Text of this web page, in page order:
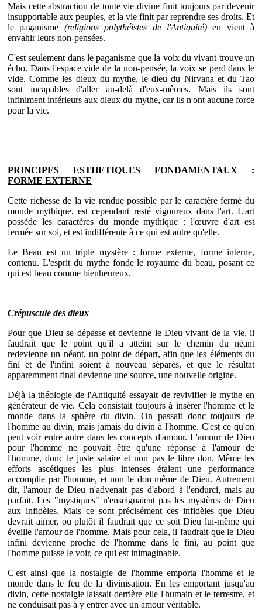
Mais cette abstraction de toute vie divine finit toujours par devenir
insupportable aux peuples, et la vie finit par reprendre ses droits. Et
le paganisme (religions polythéistes de l'Antiquité)en vient à
envahir leurs non-pensées.
C'est seulement dans le paganisme que la voix du vivant trouve un
écho. Dans l'espace vide de la non-pensée, la voix se perd dans le
vide. Comme les dieux du mythe, le dieu du Nirvana et du Tao
sont incapables d'aller au-delà d'eux-mêmes. Mais ils sont
infiniment inférieurs aux dieux du mythe, car ils n'ont aucune force
pour la vie.
PRINCIPES ESTHETIQUES FONDAMENTAUX :
FORME EXTERNE
Cette richesse de la vie rendue possible par le caractère fermé du
monde mythique, est cependant resté vigoureux dans l'art. L'art
possède les caractères du monde mythique : l'œuvre d'art est
fermée sur soi, et est indifférente à ce qui est autre qu'elle.
Le Beau est un triple mystère : forme externe, forme interne,
contenu. L'esprit du mythe fonde le royaume du beau, posant ce
qui est beau comme bienheureux.
Crépuscule des dieux
Pour que Dieu se dépasse et devienne le Dieu vivant de la vie, il
faudrait que le point qu'il a atteint sur le chemin du néant
redevienne un néant, un point de départ, afin que les éléments du
fini et de l'infini soient à nouveau séparés, et que le résultat
apparemment final devienne une source, une nouvelle origine.
Déjà la théologie de l'Antiquité essayait de revivifier le mythe en
générateur de vie. Cela consistait toujours à insérer l'homme et le
monde dans la sphère du divin. On passait donc toujours de
l'homme au divin, mais jamais du divin à l'homme. C'est ce qu'on
peut voir entre autre dans les concepts d'amour. L'amour de Dieu
pour l'homme ne pouvait être qu'une réponse à l'amour de
l'homme, donc le juste salaire et non pas le libre don. Même les
efforts ascétiques les plus intenses étaient une performance
accomplie par l'homme, et non le don même de Dieu. Autrement
dit, l'amour de Dieu n'advenait pas d'abord à l'endurci, mais au
parfait. Les "mystiques" n'enseignaient pas les mystères de Dieu
aux infidèles. Mais ce sont précisément ces infidèles que Dieu
devrait aimer, ou plutôt il faudrait que ce soit Dieu lui-même qui
éveille l'amour de l'homme. Mais pour cela, il faudrait que le Dieu
infini devienne proche de l'homme dans le fini, au point que
l'homme puisse le voir, ce qui est inimaginable.
C'est ainsi que la nostalgie de l'homme emporta l'homme et le
monde dans le feu de la divinisation. En les emportant jusqu'au
divin, cette nostalgie laissait derrière elle l'humain et le terrestre, et
ne conduisait pas à y entrer avec un amour véritable.